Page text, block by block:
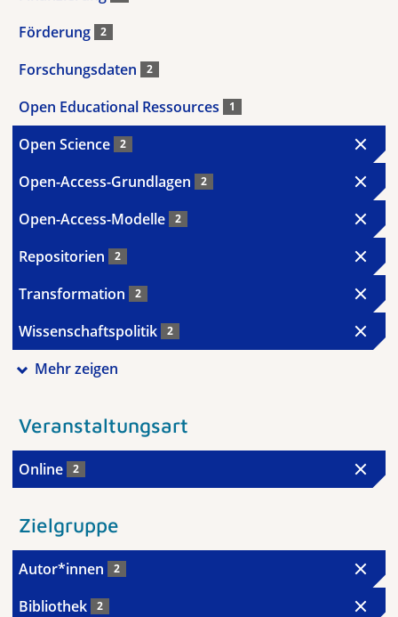
Förderung 2
Forschungsdaten 2
Open Educational Ressources 1
Open Science 2
Open-Access-Grundlagen 2
Open-Access-Modelle 2
Repositorien 2
Transformation 2
Wissenschaftspolitik 2
Mehr zeigen
Veranstaltungsart
Online 2
Zielgruppe
Autor*innen 2
Bibliothek 2